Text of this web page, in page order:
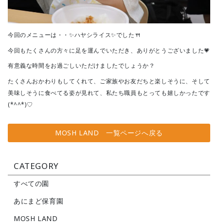
今回のメニューは・・✨ハヤシライス✨でした🍴
今回もたくさんの方々に足を運んでいただき、ありがとうございました💗
有意義な時間をお過ごしいただけましたでしょうか？
たくさんおかわりもしてくれて、ご家族やお友だちと楽しそうに、そして
美味しそうに食べてる姿が見れて、私たち職員もとっても嬉しかったです
(*^^*)♡
MOSH LAND 一覧ページへ戻る
CATEGORY
すべての園
あにまど保育園
MOSH LAND